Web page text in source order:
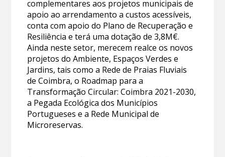
complementares aos projetos municipais de
apoio ao arrendamento a custos acessíveis,
conta com apoio do Plano de Recuperação e
Resiliência e terá uma dotação de 3,8M€.
Ainda neste setor, merecem realce os novos
projetos do Ambiente, Espaços Verdes e
Jardins, tais como a Rede de Praias Fluviais
de Coimbra, o Roadmap para a
Transformação Circular: Coimbra 2021-2030,
a Pegada Ecológica dos Municípios
Portugueses e a Rede Municipal de
Microreservas.